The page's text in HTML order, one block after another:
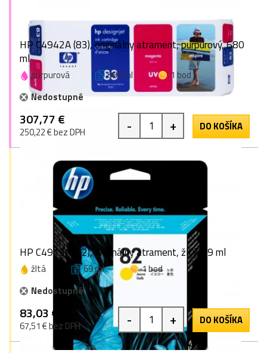
HP C4942A (83), originálny atrament, purpurový, 680
ml
purpurová 680 ml
1 bod
Nedostupné
307,77 €
250,22 € bez DPH - + DO KOŠÍKA
HP C4913A (82), originálny atrament, žltý, 69 ml
žltá 69 ml
1 bod
Nedostupné
83,03 €
67,51 € bez DPH - + DO KOŠÍKA